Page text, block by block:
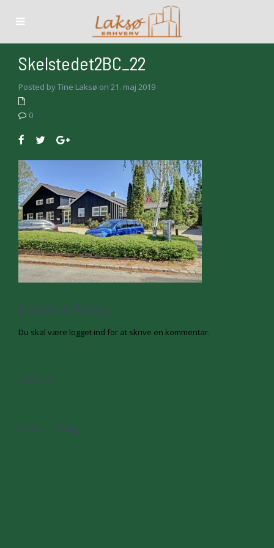
Skelstedet2BC_22
Posted by Tine Laksø on 21. maj 2019
0
Leave a Reply
Du skal være logget ind for at skrive en kommentar.
Contact
Latest Listing